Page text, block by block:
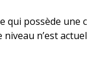
possède une
n’est